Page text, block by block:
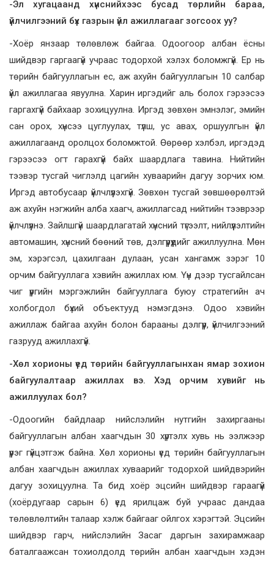
-Эл хугацаанд хүнснийхээс бусад төрлийн бараа,
үйлчилгээний бүх газрын үйл ажиллагааг зогсоох уу?
-Хоёр янзаар төлөвлөж байгаа. Одоогоор албан ёсны
шийдвэр гаргаагүй учраас тодорхой хэлэх боломжгүй. Ер нь
төрийн байгууллагын ес, аж ахуйн байгууллагын 10 салбар
үйл ажиллагаа явуулна. Харин иргэдийг аль болох гэрээсээ
гаргахгүй байхаар зохицуулна. Иргэд зөвхөн эмнэлэг, эмийн
сан орох, хүнсээ цуглуулах, түлш, ус авах, оршуулгын үйл
ажиллагаанд оролцох боломжтой. Өөрөөр хэлбэл, иргэдэд
гэрээсээ огт гарахгүй байх шаардлага тавина. Нийтийн
тээвэр тусгай чиглэлд цагийн хуваарийн дагуу зорчих юм.
Иргэд автобусаар үйлчлүүлэхгүй. Зөвхөн тусгай зөвшөөрөлтэй
аж ахуйн нэгжийн алба хаагч, ажиллагсад нийтийн тээврээр
үйлчлүүлнэ. Зайлшгүй шаардлагатай хүнсний түгээлт, нийлүүлэлтийн
автомашин, хүнсний бөөний төв, дэлгүүрүүдийг ажиллуулна. Мөн
эм, хэрэгсэл, цахилгаан дулаан, усан хангамж зэрэг 10
орчим байгууллага хэвийн ажиллах юм. Үүн дээр тусгайлсан
чиг үүргийн мэргэжлийн байгууллага буюу стратегийн ач
холбогдол бүхий объектууд нэмэгдэнэ. Одоо хэвийн
ажиллаж байгаа ахуйн болон барааны дэлгүүр, үйлчилгээний
газрууд ажиллахгүй.
-Хөл хорионы үед төрийн байгууллагынхан ямар зохион
байгуулалтаар ажиллах вэ. Хэд орчим хувийг нь
ажиллуулах бол?
-Одоогийн байдлаар нийслэлийн нутгийн захиргааны
байгууллагын албан хаагчдын 30 хүртэлх хувь нь ээлжээр
үүрэг гүйцэтгэж байна. Хөл хорионы үед төрийн байгууллагын
албан хаагчдын ажиллах хуваарийг тодорхой шийдвэрийн
дагуу зохицуулна. Та бид хоёр эцсийн шийдвэр гараагүй
(хоёрдугаар сарын 6) үед ярилцаж буй учраас дандаа
төлөвлөлтийн талаар хэлж байгааг ойлгох хэрэгтэй. Эцсийн
шийдвэр гарч, нийслэлийн Засаг даргын захирамжаар
баталгаажсан тохиолдолд төрийн албан хаагчдын хэдэн